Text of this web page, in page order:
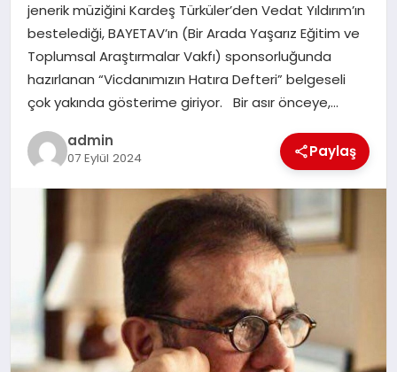
TEKNOLOJI
jenerik müziğini Kardeş Türküler’den Vedat Yıldırım’ın
bestelediği, BAYETAV’ın (Bir Arada Yaşarız Eğitim ve
Toplumsal Araştırmalar Vakfı) sponsorluğunda
hazırlanan “Vicdanımızın Hatıra Defteri” belgeseli
çok yakında gösterime giriyor. Bir asır önceye,…
admin
07 Eylül 2024 Paylaş